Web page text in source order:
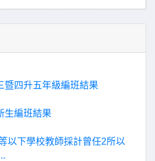
暨四升五年級編班結果
生編班結果
以下學校教師採計曾任2所以